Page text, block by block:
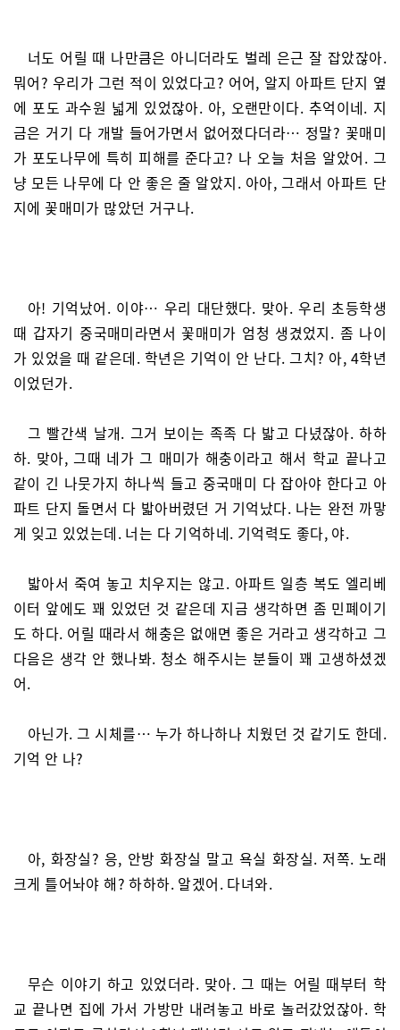
너도 어릴 때 나만큼은 아니더라도 벌레 은근 잘 잡았잖아.
뭐어? 우리가 그런 적이 있었다고? 어어, 알지 아파트 단지 옆
에 포도 과수원 넓게 있었잖아. 아, 오랜만이다. 추억이네. 지
금은 거기 다 개발 들어가면서 없어졌다더라… 정말? 꽃매미
가 포도나무에 특히 피해를 준다고? 나 오늘 처음 알았어. 그
냥 모든 나무에 다 안 좋은 줄 알았지. 아아, 그래서 아파트 단
지에 꽃매미가 많았던 거구나.
아! 기억났어. 이야… 우리 대단했다. 맞아. 우리 초등학생
때 갑자기 중국매미라면서 꽃매미가 엄청 생겼었지. 좀 나이
가 있었을 때 같은데. 학년은 기억이 안 난다. 그치? 아, 4학년
이었던가.
그 빨간색 날개. 그거 보이는 족족 다 밟고 다녔잖아. 하하
하. 맞아, 그때 네가 그 매미가 해충이라고 해서 학교 끝나고
같이 긴 나뭇가지 하나씩 들고 중국매미 다 잡아야 한다고 아
파트 단지 돌면서 다 밟아버렸던 거 기억났다. 나는 완전 까맣
게 잊고 있었는데. 너는 다 기억하네. 기억력도 좋다, 야.
밟아서 죽여 놓고 치우지는 않고. 아파트 일층 복도 엘리베
이터 앞에도 꽤 있었던 것 같은데 지금 생각하면 좀 민폐이기
도 하다. 어릴 때라서 해충은 없애면 좋은 거라고 생각하고 그
다음은 생각 안 했나봐. 청소 해주시는 분들이 꽤 고생하셨겠
어.
아닌가. 그 시체를… 누가 하나하나 치웠던 것 같기도 한데.
기억 안 나?
아, 화장실? 응, 안방 화장실 말고 욕실 화장실. 저쪽. 노래
크게 틀어놔야 해? 하하하. 알겠어. 다녀와.
무슨 이야기 하고 있었더라. 맞아. 그 때는 어릴 때부터 학
교 끝나면 집에 가서 가방만 내려놓고 바로 놀러갔었잖아. 학